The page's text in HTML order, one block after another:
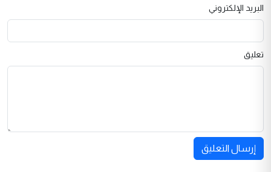
البريد الإلكتروني
تعليق
إرسال التعليق